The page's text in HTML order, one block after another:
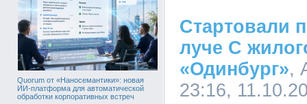
Quorum от «Наносемантики»: новая
ИИ-платформа для автоматической
обработки корпоративных встреч
Стартовали
луче С
«Одинбург»,
23:16,